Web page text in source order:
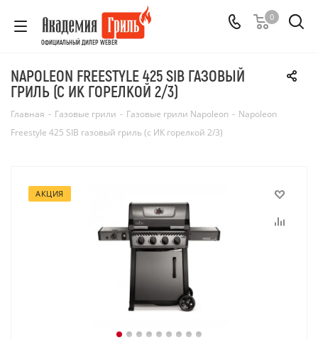
ОФИЦИАЛЬНЫЙ ДИЛЕР WEBER
0
NAPOLEON FREESTYLE 425 SIB ГАЗОВЫЙ
ГРИЛЬ (С ИК ГОРЕЛКОЙ 2/3)
Главная - Газовые грили - Газовые грили Napoleon - Napoleon
Freestyle 425 SIB газовый гриль (с ИК горелкой 2/3)
АКЦИЯ